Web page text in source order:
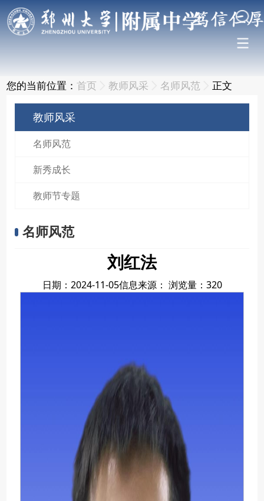
您的当前位置：首页 教师风采 名师风范 正文
教师风采
名师风范
新秀成长
教师节专题
名师风范
刘红法
日期：2024-11-05信息来源： 浏览量： 320